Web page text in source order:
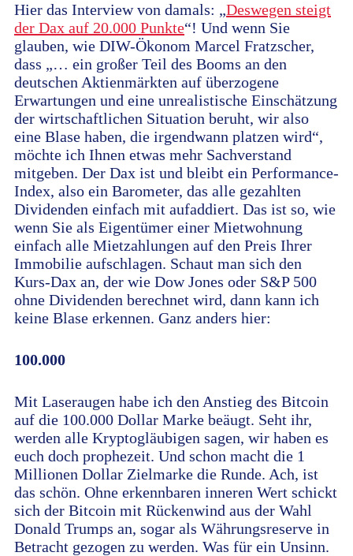
Hier das Interview von damals: „Deswegen steigt
der Dax auf 20.000 Punkte“! Und wenn Sie
glauben, wie DIW-Ökonom Marcel Fratzscher,
dass „… ein großer Teil des Booms an den
deutschen Aktienmärkten auf überzogene
Erwartungen und eine unrealistische Einschätzung
der wirtschaftlichen Situation beruht, wir also
eine Blase haben, die irgendwann platzen wird“,
möchte ich Ihnen etwas mehr Sachverstand
mitgeben. Der Dax ist und bleibt ein Performance-
Index, also ein Barometer, das alle gezahlten
Dividenden einfach mit aufaddiert. Das ist so, wie
wenn Sie als Eigentümer einer Mietwohnung
einfach alle Mietzahlungen auf den Preis Ihrer
Immobilie aufschlagen. Schaut man sich den
Kurs-Dax an, der wie Dow Jones oder S&P 500
ohne Dividenden berechnet wird, dann kann ich
keine Blase erkennen. Ganz anders hier:
100.000
Mit Laseraugen habe ich den Anstieg des Bitcoin
auf die 100.000 Dollar Marke beäugt. Seht ihr,
werden alle Kryptogläubigen sagen, wir haben es
euch doch prophezeit. Und schon macht die 1
Millionen Dollar Zielmarke die Runde. Ach, ist
das schön. Ohne erkennbaren inneren Wert schickt
sich der Bitcoin mit Rückenwind aus der Wahl
Donald Trumps an, sogar als Währungsreserve in
Betracht gezogen zu werden. Was für ein Unsinn.